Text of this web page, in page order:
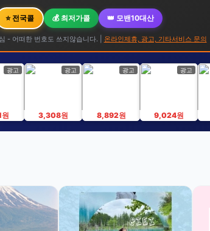
⭐ 전국콜 💰 최저가콜 👑 모밴10대산
- 어떠한 번호도 쓰지않습니다. | 온라인제휴, 광고, 기타서비스 문의
광고 광고
3,308원
광고
8,892원
광고
9,024원